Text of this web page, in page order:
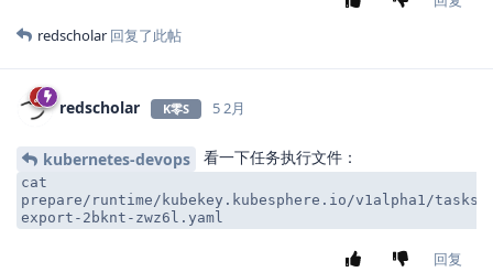
redscholar 回复了此帖
redscholar K零S 5 2月
kubernetes-devops 看一下任务执行文件：
cat
prepare/runtime/kubekey.kubesphere.io/v1alpha1/
export-2bknt-zwz6l.yaml
回复